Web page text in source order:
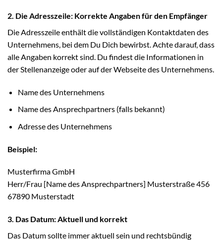
2. Die Adresszeile: Korrekte Angaben für den Empfänger
Die Adresszeile enthält die vollständigen Kontaktdaten des
Unternehmens, bei dem Du Dich bewirbst. Achte darauf, dass
alle Angaben korrekt sind. Du findest die Informationen in
der Stellenanzeige oder auf der Webseite des Unternehmens.
Name des Unternehmens
Name des Ansprechpartners (falls bekannt)
Adresse des Unternehmens
Beispiel:
Musterfirma GmbH
Herr/Frau [Name des Ansprechpartners] Musterstraße 456
67890 Musterstadt
3. Das Datum: Aktuell und korrekt
Das Datum sollte immer aktuell sein und rechtsbündig